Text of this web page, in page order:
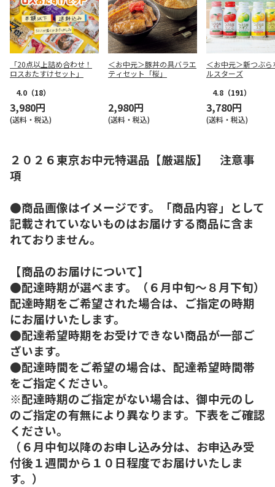
「20点以上詰め合わせ！
ロスおたすけセット」
4.0 （18）
3,980円
(送料・税込)
＜お中元＞豚丼の具バラエ
ティセット「桜」
2,980円
(送料・税込)
＜お中元＞新つぶら
ルスターズ
4.8 （191）
3,780円
(送料・税込)
２０２６東京お中元特選品【厳選版】 注意事
項
●商品画像はイメージです。「商品内容」として
記載されていないものはお届けする商品に含ま
れておりません。
【商品のお届けについて】
●配達時期が選べます。（６月中旬～８月下旬）
配達時期をご希望された場合は、ご指定の時期
にお届けいたします。
●配達希望時期をお受けできない商品が一部ご
ざいます。
●配達時間をご希望の場合は、配達希望時間帯
をご指定ください。
※配達時期のご指定がない場合は、御中元のし
のご指定の有無により異なります。下表をご確認
ください。
（６月中旬以降のお申し込み分は、お申込み受
付後１週間から１０日程度でお届けいたしま
す。）